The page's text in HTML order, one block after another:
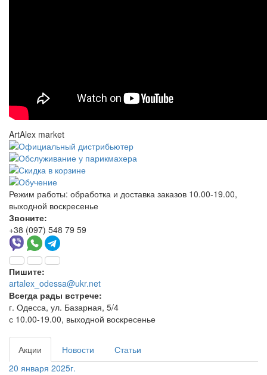
ArtAlex market
Режим работы: обработка и доставка заказов 10.00-19.00,
выходной воскресенье
Звоните:
+38 (097) 548 79 59
Пишите:
artalex_odessa@ukr.net
Всегда рады встрече:
г. Одесса, ул. Базарная, 5/4
с 10.00-19.00, выходной воскресенье
Акции Новости
Статьи
20 января 2025г.